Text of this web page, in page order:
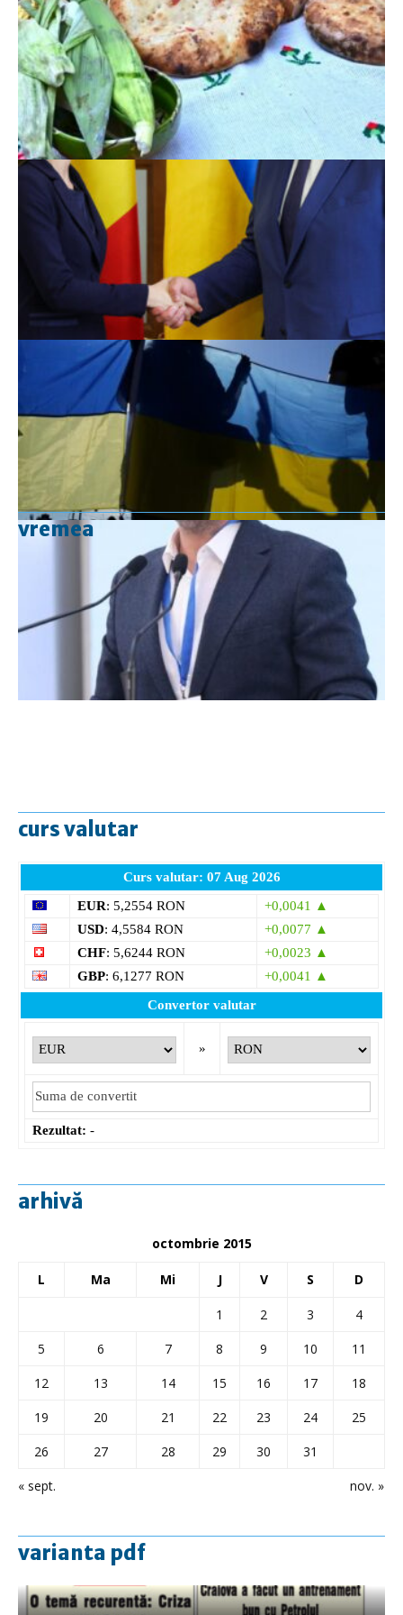
vremea
curs valutar
Curs valutar: 07 Aug 2026
EUR: 5,2554 RON
+0,0041 ▲
USD: 4,5584 RON
+0,0077 ▲
CHF: 5,6244 RON
+0,0023 ▲
GBP: 6,1277 RON
+0,0041 ▲
Convertor valutar
»
Rezultat: -
arhivă
octombrie 2015
L Ma Mi J V S D
« sept. nov. »
1 2 3
4
5
6 7 8 9 10
11
12
13 14 15 16 17
18
19
20 21 22 23 24
25
26
27 28 29 30 31
varianta pdf